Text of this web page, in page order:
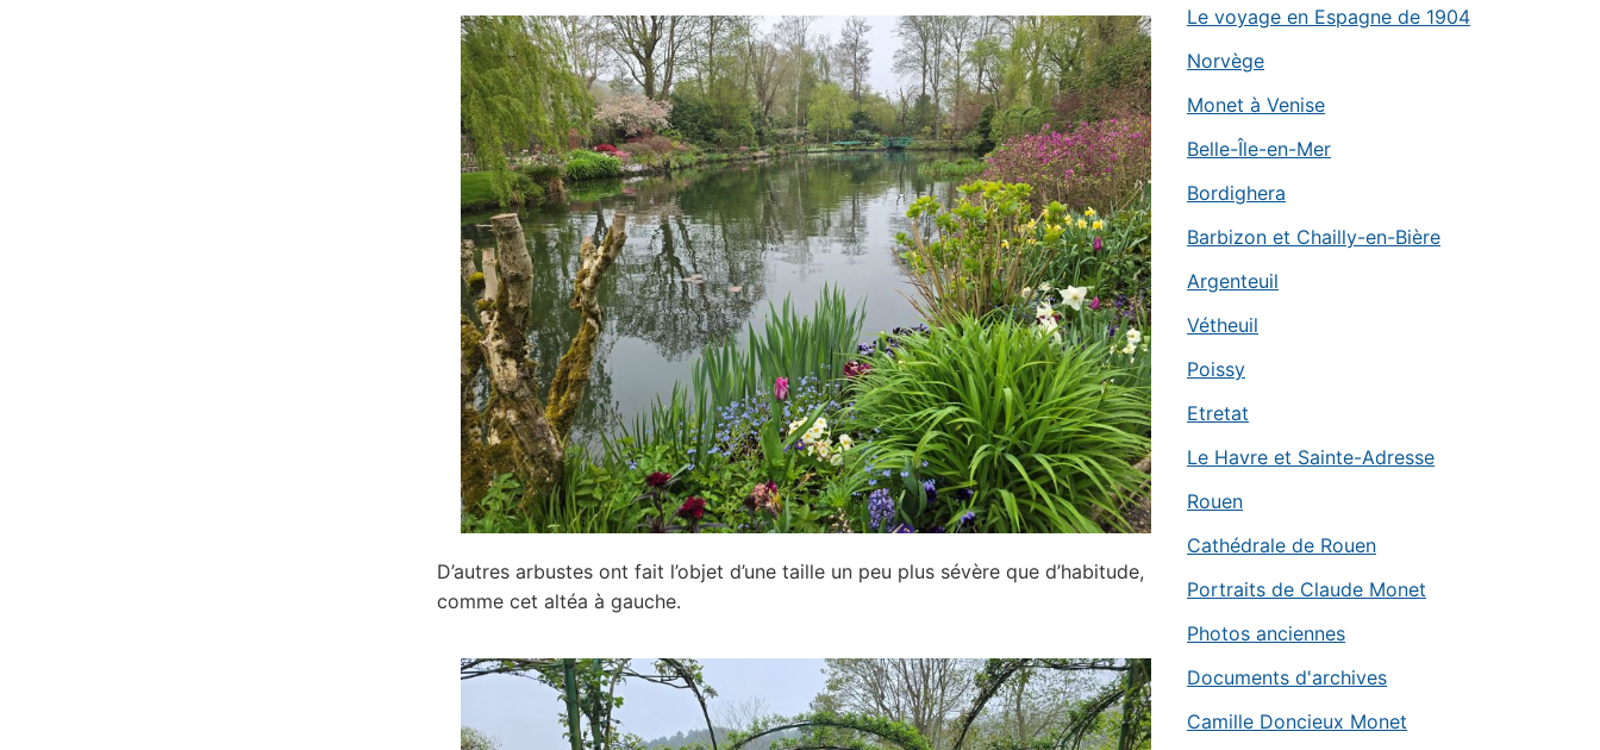
D’autres arbustes ont fait l’objet d’une taille un peu plus sévère que d’habitude,
comme cet altéa à gauche.
Le voyage en Espagne de 1904
Norvège
Monet à Venise
Belle-Île-en-Mer
Bordighera
Barbizon et Chailly-en-Bière
Argenteuil
Vétheuil
Poissy
Etretat
Le Havre et Sainte-Adresse
Rouen
Cathédrale de Rouen
Portraits de Claude Monet
Photos anciennes
Documents d'archives
Camille Doncieux Monet